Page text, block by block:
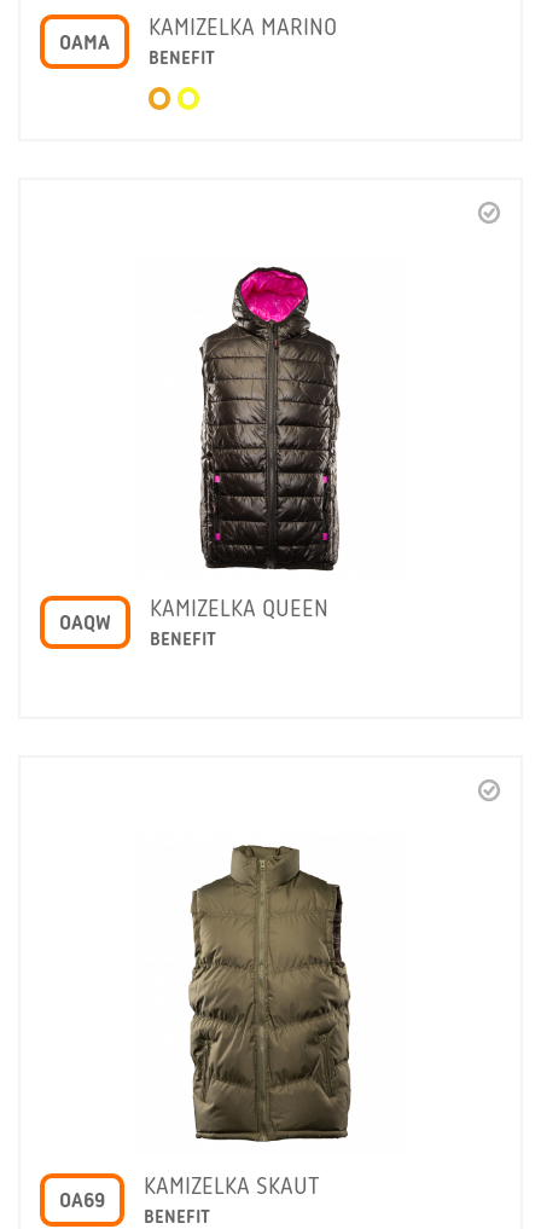
OAMA
KAMIZELKA MARINO
BENEFIT
OAQW
KAMIZELKA QUEEN
BENEFIT
OA69
KAMIZELKA SKAUT
BENEFIT